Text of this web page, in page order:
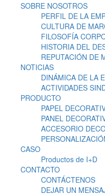
SOBRE NOSOTROS
PERFIL DE LA
CULTURA DE
FILOSOFÍA
HISTORIA DEL
REPUTACIÓN DE
NOTICIAS
DINÁMICA DE LA
ACTIVIDADES
PRODUCTO
PAPEL
PANEL
ACCESORIO
CASO
Productos de I+D
CONTACTO
CONTÁCTENOS
DEJAR UN